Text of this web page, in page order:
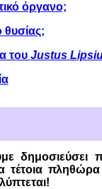
όργανο;
του Justus
δημοσιεύσει
τέτοια